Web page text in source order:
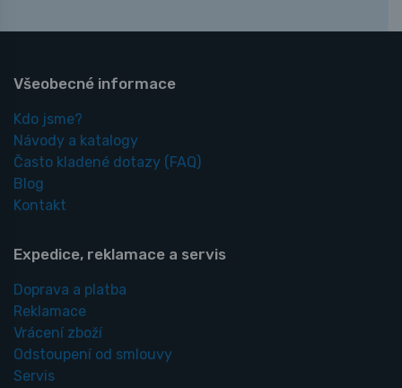
Všeobecné informace
Kdo jsme?
Návody a katalogy
Často kladené dotazy (FAQ)
Blog
Kontakt
Expedice, reklamace a servis
Doprava a platba
Reklamace
Vrácení zboží
Odstoupení od smlouvy
Servis